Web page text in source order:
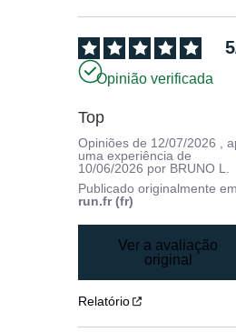
5
Opinião verificada
Top
Opiniões de 12/07/2026
,
uma experiência de
10/06/2026 por BRUNO L.
Publicado originalmente
run.fr (fr)
Ver a avaliação
original
Relatório